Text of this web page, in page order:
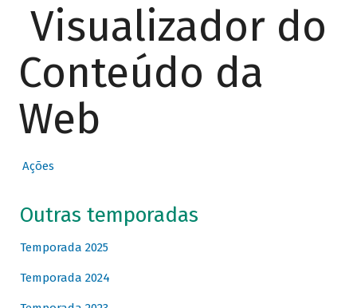
Visualizador do
Conteúdo da
Web
Ações
Outras temporadas
Temporada 2025
Temporada 2024